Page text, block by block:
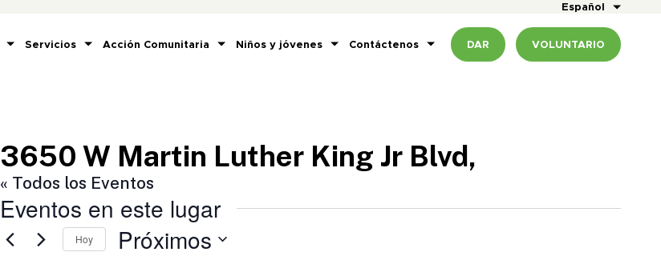
Español
Servicios Acción Comunitaria Niños y jóvenes Contáctenos DAR VOLUNTARIO
3650 W Martin Luther King Jr Blvd,
« Todos los Eventos
Eventos en este lugar
Hoy Próximos